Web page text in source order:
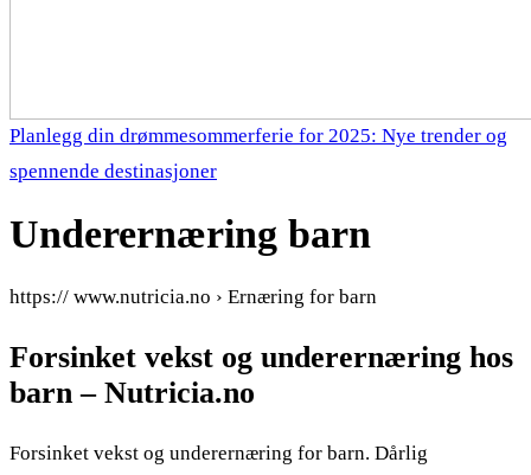
Planlegg din drømmesommerferie for 2025: Nye trender og
spennende destinasjoner
Underernæring barn
https:// www.nutricia.no › Ernæring for barn
Forsinket vekst og underernæring hos
barn – Nutricia.no
Forsinket vekst og underernæring for barn. Dårlig